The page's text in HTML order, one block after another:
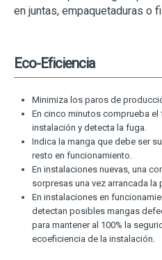
en juntas, empaquetaduras o
Eco-Eficiencia
Minimiza los paros de
En cinco minutos comprueba
instalación y detecta la fuga.
Indica la manga que debe ser
resto en funcionamiento.
En instalaciones nuevas, una
sorpresas una vez arrancada la
En instalaciones en
detectan posibles mangas
para mantener al 100% la
ecoeficiencia de la instalación.